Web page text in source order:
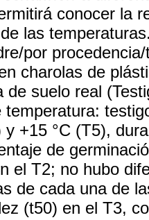
conocer la
las
por
charolas de
de suelo real
temperatura:
y +15 °C (T5),
de
el T2; no hubo
de cada una de
(t50) en el T3,